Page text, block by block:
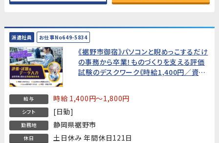
派遣社員 お仕事No649-5834
《裾野市御宿》パソコンと睨めっこするだけ
の事務から卒業！ものづくりを支える評価
試験のデスクワーク《時給1,400円／資格
給与 時給 1,400円～1,800円
シフト [日勤]
勤務地 静岡県裾野市
休日 土日休み 年間休日121日